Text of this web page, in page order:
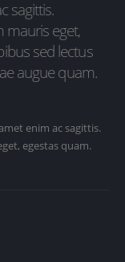
sagittis.
mauris eget,
sed lectus
augue quam.
enim ac sagittis.
egestas quam.